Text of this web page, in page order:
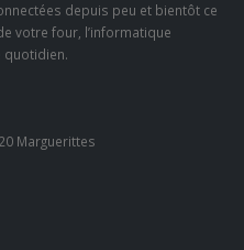
depuis peu et bientôt ce
votre four, l’informatique
quotidien.
Marguerittes